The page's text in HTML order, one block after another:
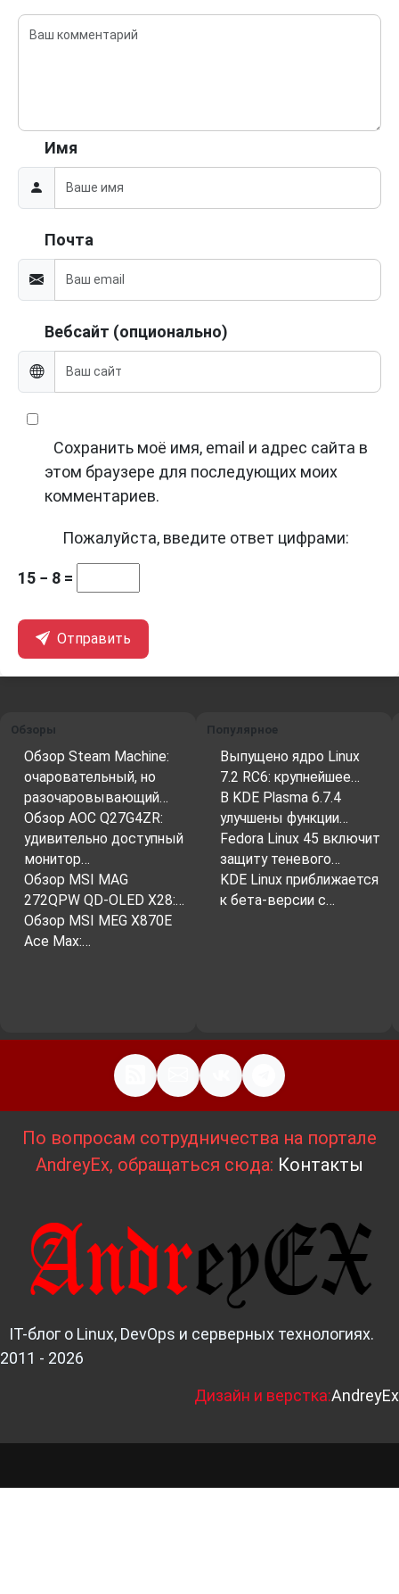
Имя
Почта
Вебсайт (опционально)
Сохранить моё имя, email и адрес сайта в
этом браузере для последующих моих
комментариев.
Пожалуйста, введите ответ цифрами:
15 − 8 =
Отправить
Обзоры
Обзор Steam Machine:
очаровательный, но
разочаровывающий…
Обзор AOC Q27G4ZR:
удивительно доступный
монитор…
Обзор MSI MAG
272QPW QD-OLED X28:…
Обзор MSI MEG X870E
Ace Max:…
Популярное
Выпущено ядро Linux
7.2 RC6: крупнейшее…
В KDE Plasma 6.7.4
улучшены функции…
Fedora Linux 45 включит
защиту теневого…
KDE Linux приближается
к бета-версии с…
По вопросам сотрудничества на портале
AndreyEx, обращаться сюда: Контакты
IT-блог о Linux, DevOps и серверных технологиях.
2011 - 2026
Дизайн и верстка:AndreyEx